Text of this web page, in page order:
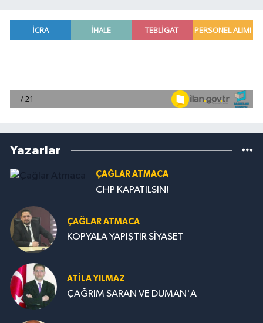
Yazarlar
ÇAĞLAR ATMACA
CHP KAPATILSIN!
ÇAĞLAR ATMACA
KOPYALA YAPIŞTIR SİYASET
ATILA YILMAZ
ÇAĞRIM SARAN VE DUMAN'A